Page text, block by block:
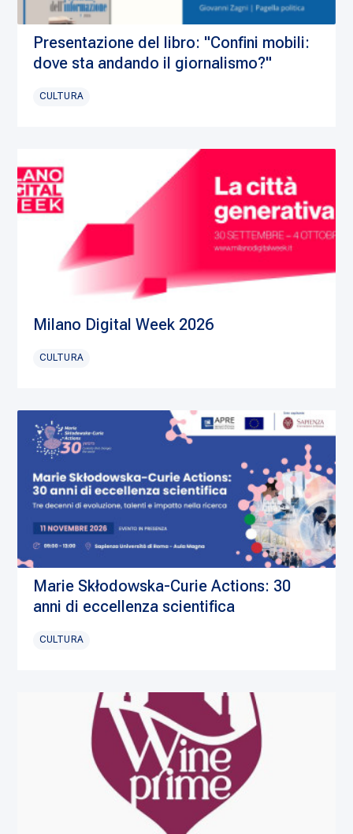
Presentazione del libro: "Confini mobili:
dove sta andando il giornalismo?"
CULTURA
Milano Digital Week 2026
CULTURA
Marie Skłodowska-Curie Actions: 30
anni di eccellenza scientifica
CULTURA